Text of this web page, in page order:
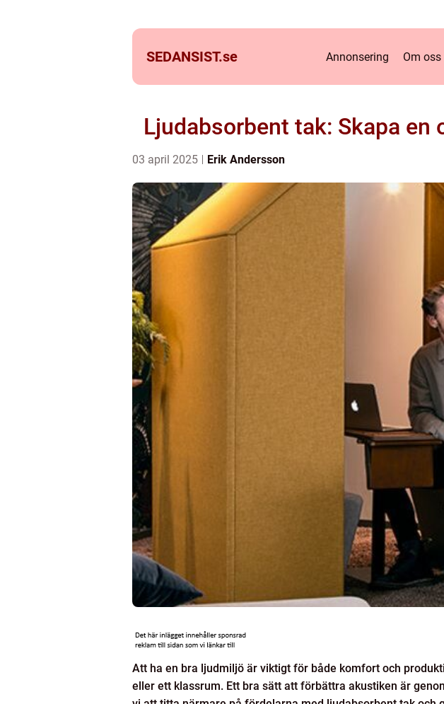
SEDANSIST.se Annonsering Om oss
Ljudabsorbent tak: Skapa
03 april 2025 Erik Andersson
Att ha en bra ljudmiljö är viktigt för både komfort och
eller ett klassrum. Ett bra sätt att förbättra akustiken är